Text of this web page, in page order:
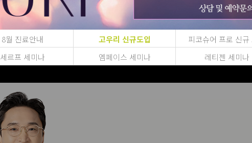
8월 진료안내 고우리 신규도입 피코슈어 프로 신규
세르프 세미나 엠페이스 세미나 레티젠 세미나
Leaders Specialist
경험의 차이가 결과의 차이! 피부과 전문의 개인별 맞